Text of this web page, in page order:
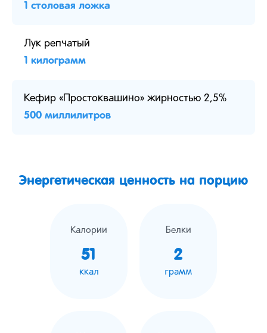
1 столовая ложка
Лук репчатый
1 килограмм
Кефир «Простоквашино» жирностью 2,5%
500 миллилитров
Энергетическая ценность на порцию
Калории
51
ккал
Белки
2
грамм